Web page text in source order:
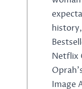
Netflix
Image